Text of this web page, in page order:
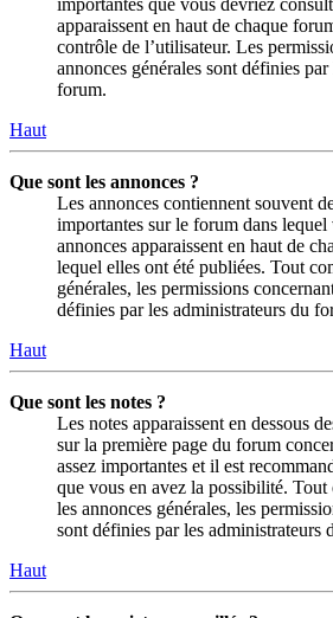
importantes que vous devriez
apparaissent en haut de chaque
contrôle de l’utilisateur. Les
annonces générales sont définies
forum.
Haut
Que sont les annonces ?
Les annonces contiennent souvent
importantes sur le forum dans
annonces apparaissent en haut de
lequel elles ont été publiées. Tout
générales, les permissions
définies par les administrateurs du
Haut
Que sont les notes ?
Les notes apparaissent en dessous
sur la première page du forum
assez importantes et il est
que vous en avez la possibilité. Tout
les annonces générales, les
sont définies par les administrateurs
Haut